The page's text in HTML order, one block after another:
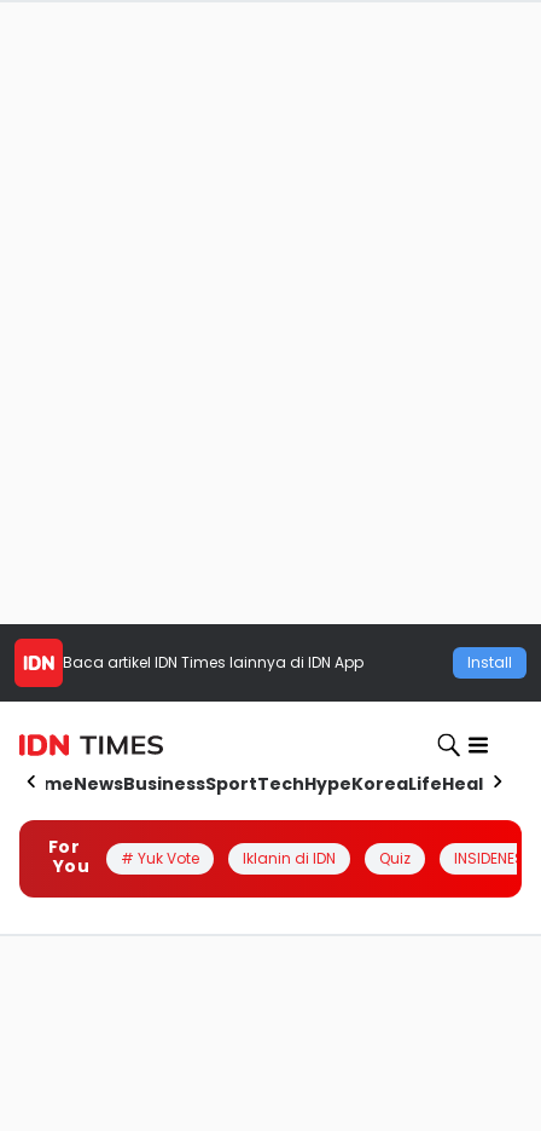
Baca artikel IDN Times lainnya di IDN App Install
HomeNewsBusinessSportTechHypeKoreaLifeHealth
For
You
# Yuk Vote Iklanin di IDN Quiz INSIDENESIA